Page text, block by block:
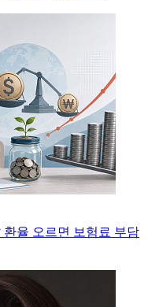
환율 오르면 보험료 부담